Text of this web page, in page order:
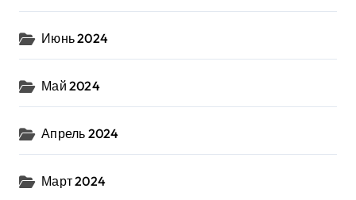
Июнь 2024
Май 2024
Апрель 2024
Март 2024